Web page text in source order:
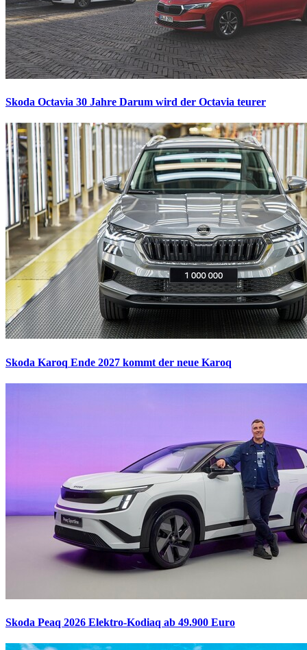
Skoda Octavia 30 Jahre Darum wird der Octavia teurer
Skoda Karoq Ende 2027 kommt der neue Karoq
Skoda Peaq 2026 Elektro-Kodiaq ab 49.900 Euro